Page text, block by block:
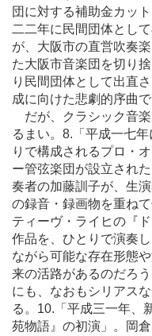
団に対する補助金カッ
二二年に民間団体とし
が、大阪市の直営吹奏
た大阪市音楽団を切り
り民間団体として出直
成に向けた悲劇的序曲で
だが、クラシック音
るまい。8.「平成一七
りで構成されるプロ・
ー管弦楽団が設立され
奏者の加藤訓子が、生
の録音・録画物を重ね
ティーヴ・ライヒの『
作品を、ひとりで演奏
ながら可能な存在形態
来の活路があるのだろ
にも、なおもシリアス
る。10.「平成三一年、
苑物語』の初演」。岡